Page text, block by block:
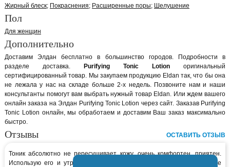
Жирный блеск Покраснения Расширенные поры Шелушение
Пол
Для женщин
Дополнительно
Доставим Элдан бесплатно в большинство городов. Подробности в
разделе доставка.
Purifying Tonic Lotion оригинальный
сертифицированный товар. Мы закупаем продукцию Eldan так, что бы она
не лежала у нас на складе больше 2-х недель. Позвоните нам и наши
консультанты помогут вам выбрать нужный товар Eldan. Или ждем вашего
онлайн заказа на Элдан Purifying Tonic Lotion через сайт. Заказав Purifying
Tonic Lotion онлайн, мы обработаем и доставим Ваш заказ максимально
быстро.
Отзывы ОСТАВИТЬ ОТЗЫВ
Тоник абсолютно не пересушивает кожу, очень комфортен, приятен.
Использую его и утром, и вечером - оставляет классное ощущение